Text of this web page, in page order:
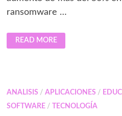
ransomware …
ESET
ANUNCIÓ
QUE
DEL
DURANTE
READ MORE
ANALISIS / APLICACIONES /
SOFTWARE/ TECNOLOGÍA